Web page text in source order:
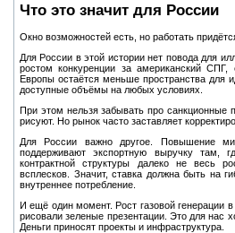
Что это значит для России
Окно возможностей есть, но работать
Для России в этой истории нет повода для
ростом конкуренции за американский
Европы остаётся меньше пространства для
доступные объёмы на любых условиях.
При этом нельзя забывать про санкционные
рисуют. Но рынок часто заставляет
Для России важно другое. Повышение
поддерживают экспортную выручку там,
контрактной структуры далеко не весь
всплесков. Значит, ставка должна быть на
внутреннее потребление.
И ещё один момент. Рост газовой генерации
рисовали зеленые презентации. Это для нас
Деньги приносят проекты и инфраструктура.